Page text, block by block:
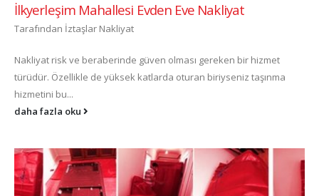
İlkyerleşim Mahallesi Evden Eve Nakliyat
Tarafından İztaşlar Nakliyat
Nakliyat risk ve beraberinde güven olması gereken bir hizmet
türüdür. Özellikle de yüksek katlarda oturan biriyseniz taşınma
hizmetini bu...
daha fazla oku